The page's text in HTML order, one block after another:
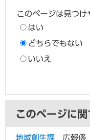
このページは見つけ
はい
どちらでもない
いいえ
このページに
地域創生課 広報係